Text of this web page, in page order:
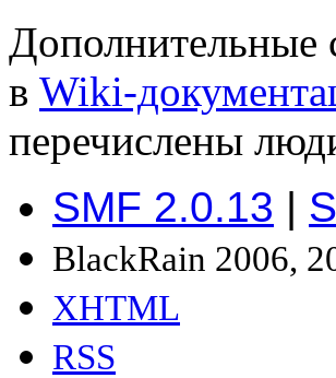
Дополнительные
в Wiki-
перечислены
SMF 2.0.13 |
BlackRain 2006,
XHTML
RSS